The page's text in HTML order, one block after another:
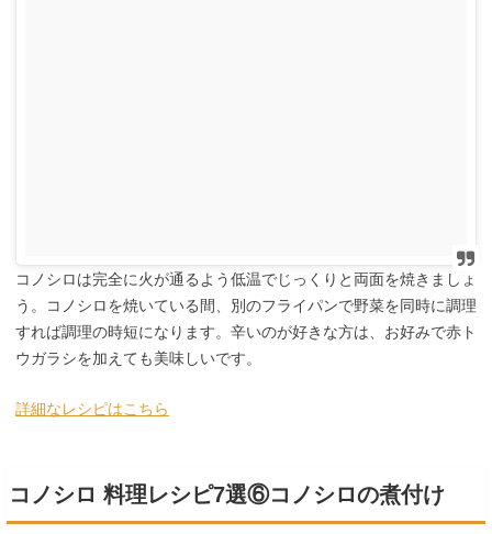
コノシロは完全に火が通るよう低温でじっくりと両面を焼きましょ
う。コノシロを焼いている間、別のフライパンで野菜を同時に調理
すれば調理の時短になります。辛いのが好きな方は、お好みで赤ト
ウガラシを加えても美味しいです。
詳細なレシピはこちら
コノシロ 料理レシピ7選⑥コノシロの煮付け